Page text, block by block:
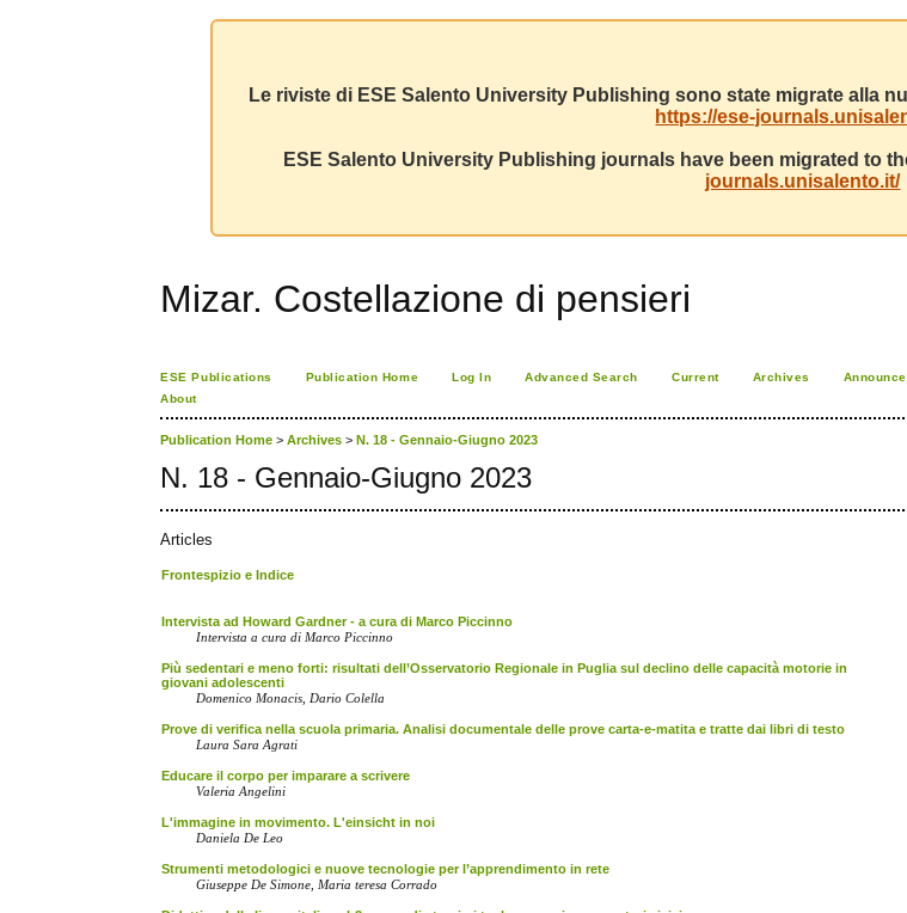
Le riviste di ESE Salento University Publishing sono state migrate alla
https://ese-
ESE Salento University Publishing journals have been migrated to
journals.unisalento.it/
Mizar. Costellazione di pensieri
ESE Publications Publication Home Log In Advanced Search Current Archives
About
Publication Home >Archives >N. 18 - Gennaio-Giugno 2023
N. 18 - Gennaio-Giugno 2023
Articles
Frontespizio e Indice
Intervista ad Howard Gardner - a cura di Marco Piccinno
Intervista a cura di Marco Piccinno
Più sedentari e meno forti: risultati dell’Osservatorio Regionale in Puglia sul declino delle capacità motorie in
giovani adolescenti
Domenico Monacis, Dario Colella
Prove di verifica nella scuola primaria. Analisi documentale delle prove carta-e-matita e tratte dai libri di testo
Laura Sara Agrati
Educare il corpo per imparare a scrivere
Valeria Angelini
L'immagine in movimento. L'einsicht in noi
Daniela De Leo
Strumenti metodologici e nuove tecnologie per l’apprendimento in rete
Giuseppe De Simone, Maria teresa Corrado